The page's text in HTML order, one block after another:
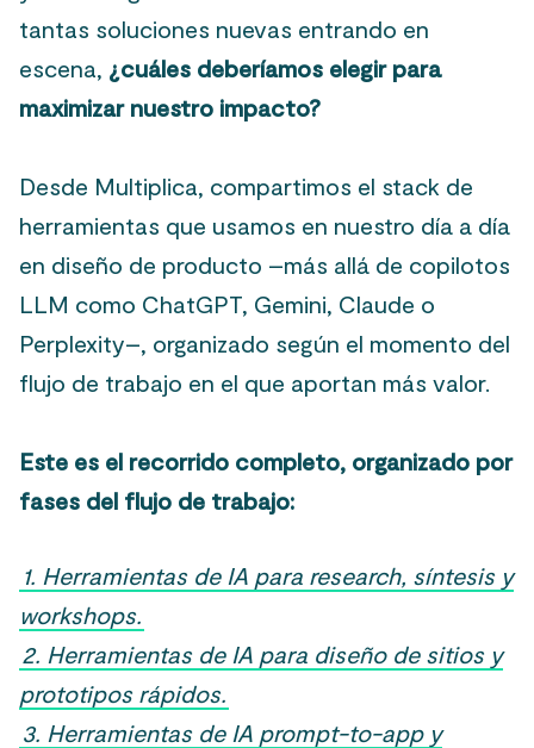
tantas soluciones nuevas entrando en
escena, ¿cuáles deberíamos elegir para
maximizar nuestro impacto?
Desde Multiplica, compartimos el stack de
herramientas que usamos en nuestro día a día
en diseño de producto –más allá de copilotos
LLM como ChatGPT, Gemini, Claude o
Perplexity–, organizado según el momento del
flujo de trabajo en el que aportan más valor.
Este es el recorrido completo, organizado por
fases del flujo de trabajo:
1. Herramientas de IA para research, síntesis y
workshops.
2. Herramientas de IA para diseño de sitios y
prototipos rápidos.
3. Herramientas de IA prompt-to-app y